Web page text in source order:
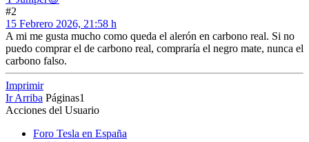
#2
15 Febrero 2026, 21:58 h
A mi me gusta mucho como queda el alerón en carbono real. Si no
puedo comprar el de carbono real, compraría el negro mate, nunca el
carbono falso.
Imprimir
Ir Arriba Páginas1
Acciones del Usuario
Foro Tesla en España